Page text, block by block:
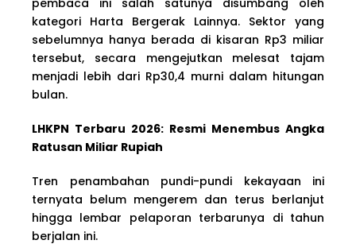
kategori Harta Bergerak Lainnya. Sektor yang
sebelumnya hanya berada di kisaran Rp3 miliar
tersebut, secara mengejutkan melesat tajam
menjadi lebih dari Rp30,4 murni dalam hitungan
bulan.
LHKPN Terbaru 2026: Resmi Menembus Angka
Ratusan Miliar Rupiah
Tren penambahan pundi-pundi kekayaan ini
ternyata belum mengerem dan terus berlanjut
hingga lembar pelaporan terbarunya di tahun
berjalan ini.